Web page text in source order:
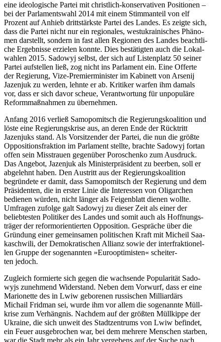
eine ideo­lo­gi­sche Partei mit christ­lich-kon­ser­va­ti­ven Posi­tio­nen –
bei der Par­la­ments­wahl 2014 mit einem Stimm­an­teil von elf
Prozent auf Anhieb dritt­stärkste Partei des Landes. Es zeigte sich,
dass die Partei nicht nur ein regio­na­les, west­ukrai­ni­sches Phä­no­
men dar­stellt, sondern in fast allen Regio­nen des Landes beacht­li­
che Ergeb­nisse erzie­len konnte. Dies bestä­tig­ten auch die Lokal­
wah­len 2015. Sadowyj selbst, der sich auf Lis­ten­platz 50 seiner
Partei auf­stel­len ließ, zog nicht ins Par­la­ment ein. Eine Offerte
der Regie­rung, Vize-Pre­mier­mi­nis­ter im Kabi­nett von Arsenij
Jazen­juk zu werden, lehnte er ab. Kri­ti­ker warfen ihm damals
vor, dass er sich davor scheue, Ver­ant­wor­tung für unpo­pu­läre
Reform­maß­nah­men zu übernehmen.
Anfang 2016 verließ Samo­po­mit­sch die Regie­rungs­ko­ali­tion und
löste eine Regie­rungs­krise aus, an deren Ende der Rück­tritt
Jazen­juks stand. Als Vor­sit­zen­der der Partei, die nun die größte
Oppo­si­ti­ons­frak­tion im Par­la­ment stellte, brachte Sadowyj fortan
offen sein Miss­trauen gegen­über Poro­schenko zum Aus­druck.
Das Angebot, Jazen­juk als Minis­ter­prä­si­dent zu beerben, soll er
abge­lehnt haben. Den Aus­tritt aus der Regie­rungs­ko­ali­tion
begrün­dete er damit, dass Samo­po­mit­sch der Regie­rung und dem
Prä­si­den­ten, die in erster Linie die Inter­es­sen von Olig­ar­chen
bedie­nen würden, nicht länger als Fei­gen­blatt dienen wollte.
Umfra­gen zufolge galt Sadowyj zu dieser Zeit als einer der
belieb­tes­ten Poli­ti­ker des Landes und somit auch als Hoff­nungs­
trä­ger der reform­ori­en­tier­ten Oppo­si­tion. Gesprä­che über die
Grün­dung einer gemein­sa­men poli­ti­schen Kraft mit Micheil Saa­
ka­schwili, der Demo­kra­ti­schen Allianz sowie der inter­frak­tio­nel­
len Gruppe der soge­nann­ten »Euro­op­ti­mis­ten« schei­ter­
ten jedoch.
Zugleich for­mierte sich gegen die wach­sende Popu­la­ri­tät Sado­
wyjs zuneh­mend Wider­stand. Neben dem Vorwurf, dass er eine
Mario­nette des in Lwiw gebo­re­nen rus­si­schen Mil­li­ar­därs
Michail Fridman sei, wurde ihm vor allem die soge­nannte Müll­
krise zum Ver­häng­nis. Nachdem auf der größten Müll­kippe der
Ukraine, die sich unweit des Stadt­zen­trums von Lwiw befin­det,
ein Feuer aus­ge­bro­chen war, bei dem mehrere Men­schen starben,
war die Stadt mehr als ein Jahr ver­ge­bens auf der Suche nach